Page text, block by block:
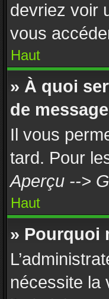
devriez voir
vous
Haut
» À quoi
de
Il vous
tard. Pour
Aperçu -->
Haut
» Pourquoi
nécessite la